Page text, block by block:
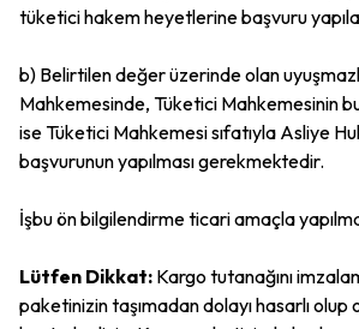
tüketici hakem heyetlerine başvuru
b) Belirtilen değer üzerinde olan
Mahkemesinde, Tüketici Mahkemesinin
ise Tüketici Mahkemesi sıfatıyla Asliye
başvurunun yapılması gerekmektedir.
İşbu ön bilgilendirme ticari amaçla
Lütfen Dikkat: Kargo tutanağını
paketinizin taşımadan dolayı hasarlı olup